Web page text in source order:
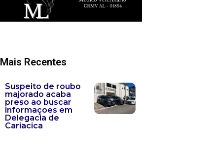
Mais Recentes
Suspeito de roubo
majorado acaba
preso ao buscar
informações em
Delegacia de
Cariacica